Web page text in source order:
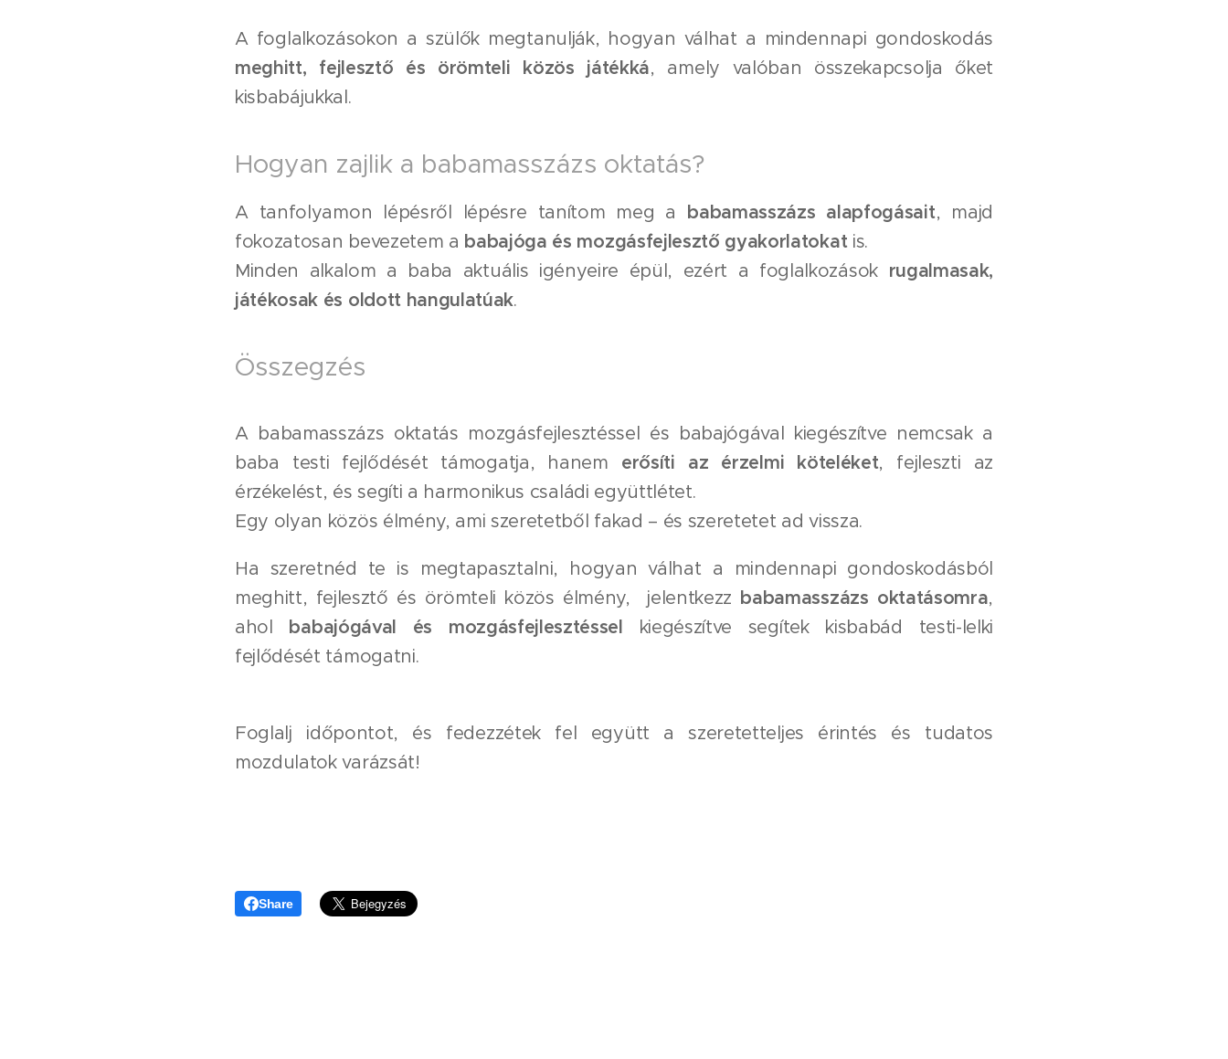
A foglalkozásokon a szülők megtanulják, hogyan válhat a mindennapi gondoskodás
meghitt, fejlesztő és örömteli közös játékká, amely valóban összekapcsolja őket
kisbabájukkal.
Hogyan zajlik a babamasszázs oktatás?
A tanfolyamon lépésről lépésre tanítom meg a babamasszázs alapfogásait, majd
fokozatosan bevezetem a babajóga és mozgásfejlesztő gyakorlatokatis.
Minden alkalom a baba aktuális igényeire épül, ezért a foglalkozások rugalmasak,
játékosak és oldott hangulatúak.
Összegzés
A babamasszázs oktatás mozgásfejlesztéssel és babajógával kiegészítve nemcsak a
baba testi fejlődését támogatja, hanem erősíti az érzelmi köteléket, fejleszti az
érzékelést, és segíti a harmonikus családi együttlétet.
Egy olyan közös élmény, ami szeretetből fakad – és szeretetet ad vissza.
Ha szeretnéd te is megtapasztalni, hogyan válhat a mindennapi gondoskodásból
meghitt, fejlesztő és örömteli közös élmény, jelentkezz babamasszázs oktatásomra,
ahol babajógával és mozgásfejlesztéssel kiegészítve segítek kisbabád testi-lelki
fejlődését támogatni.
Foglalj időpontot, és fedezzétek fel együtt a szeretetteljes érintés és tudatos
mozdulatok varázsát! 💕
Share